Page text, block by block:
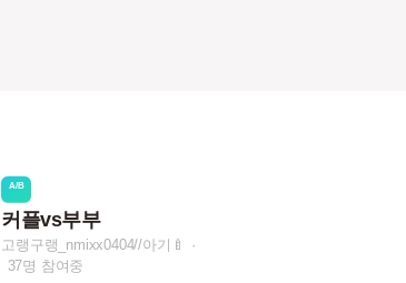
A/B
커플vs부부
고랭구랭_nmixx0404//아기🍼
37명 참여중